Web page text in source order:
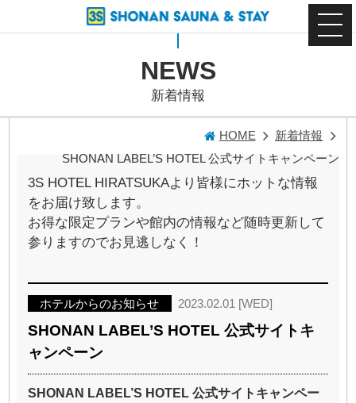
NEWS
新着情報
HOME
新着情報
SHONAN LABEL’S HOTEL 公式サイトキャンペーン
3S HOTEL HIRATSUKAより皆様にホットな情報
をお届け致します。
お得な限定プランや館内の情報など随時更新して
参りますのでお見逃しなく！
ホテルからのお知らせ 2023.02.01 [WED]
SHONAN LABEL’S HOTEL 公式サイトキ
ャンペーン
SHONAN LABEL’S HOTEL 公式サイトキャンペー